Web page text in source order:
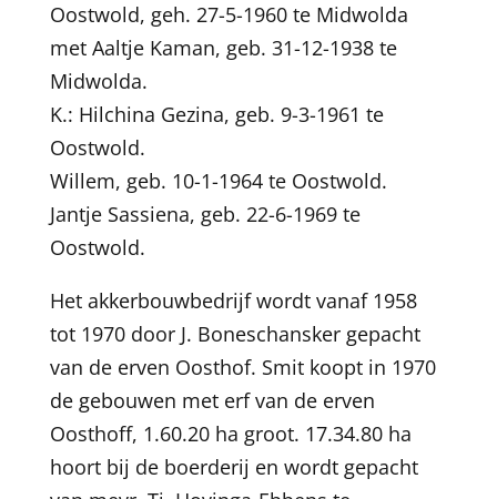
Oostwold, geh. 27-5-1960 te Midwolda
met Aaltje Kaman, geb. 31-12-1938 te
Midwolda.
K.: Hilchina Gezina, geb. 9-3-1961 te
Oostwold.
Willem, geb. 10-1-1964 te Oostwold.
Jantje Sassiena, geb. 22-6-1969 te
Oostwold.
Het akkerbouwbedrijf wordt vanaf 1958
tot 1970 door J. Boneschansker gepacht
van de erven Oosthof. Smit koopt in 1970
de gebouwen met erf van de erven
Oosthoff, 1.60.20 ha groot. 17.34.80 ha
hoort bij de boerderij en wordt gepacht